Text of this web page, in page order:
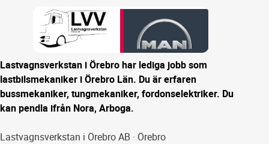
Lastvagnsverkstan i Örebro har lediga jobb som
lastbilsmekaniker i Örebro Län. Du är erfaren
bussmekaniker, tungmekaniker, fordonselektriker. Du
kan pendla ifrån Nora, Arboga.
Lastvagnsverkstan i Örebro AB · Örebro